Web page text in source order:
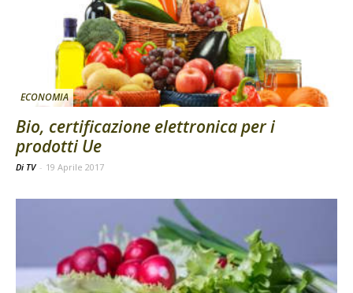
ECONOMIA
Bio, certificazione elettronica per i
prodotti Ue
Di TV - 19 Aprile 2017